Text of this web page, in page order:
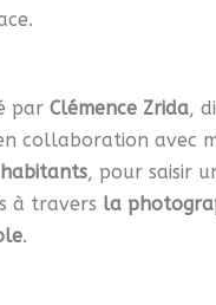
par Clémence Zrida,
collaboration avec
, pour saisir
à travers la
.